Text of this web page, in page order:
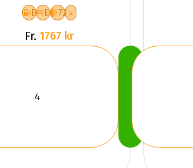
E E 72
Fr. 1767 kr